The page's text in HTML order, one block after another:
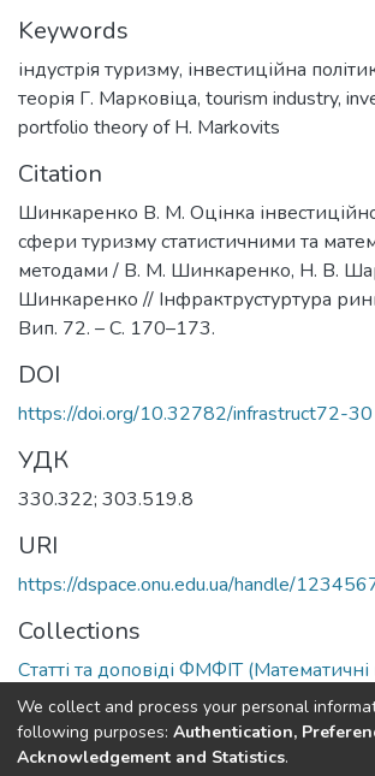
Keywords
індустрія туризму, інвестиційна
теорія Г. Марковіца, tourism industry,
portfolio theory of H. Markovits
Citation
Шинкаренко В. М. Оцінка
сфери туризму статистичними та
методами / В. М. Шинкаренко, Н. В.
Шинкаренко // Інфрактрустуртура
Вип. 72. – С. 170–173.
DOI
https://doi.org/10.32782/infrastruct72-30
УДК
330.322; 303.519.8
URI
https://dspace.onu.edu.ua/handle/
Collections
Статті та доповіді ФМФІТ
Full item page
We collect and process your personal
following purposes: Authentication,
Acknowledgement and Statistics.